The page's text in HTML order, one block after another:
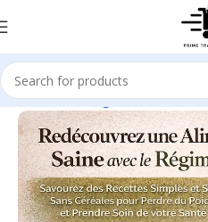
Home Cooking Food & Wine